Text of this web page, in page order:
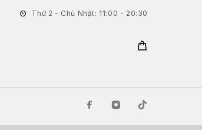
Thứ 2 - Chủ Nhật: 11:00 - 20:30